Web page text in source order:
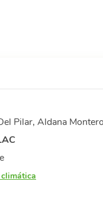
Pilar, Aldana